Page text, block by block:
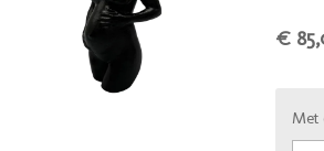
€
Met